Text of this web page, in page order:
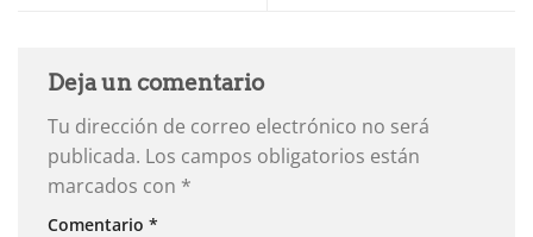
Deja un comentario
Tu dirección de correo electrónico no será
publicada. Los campos obligatorios están
marcados con *
Comentario *